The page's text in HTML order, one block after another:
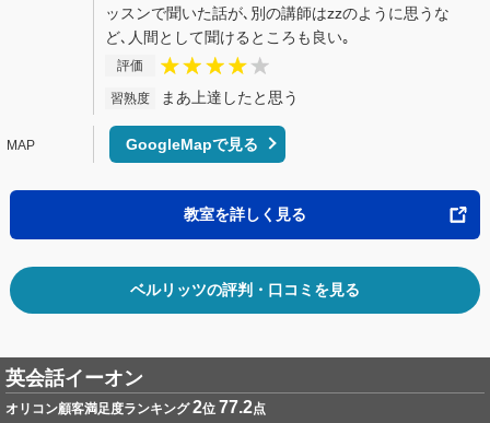
ッスンで聞いた話が､別の講師はzzのように思うな
ど､人間として聞けるところも良い｡
評価
習熟度 まあ上達したと思う
GoogleMapで見る
教室を詳しく見る
ベルリッツの評判・口コミを見る
英会話イーオン
オリコン顧客満足度ランキング2位 77.2点